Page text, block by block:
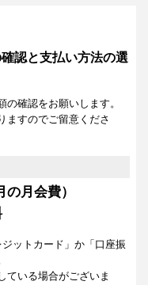
認と支払い方法の選
確認をお願いします。
ますのでご留意くださ
月会費）
ットカード」か「口座振
ている場合がございま